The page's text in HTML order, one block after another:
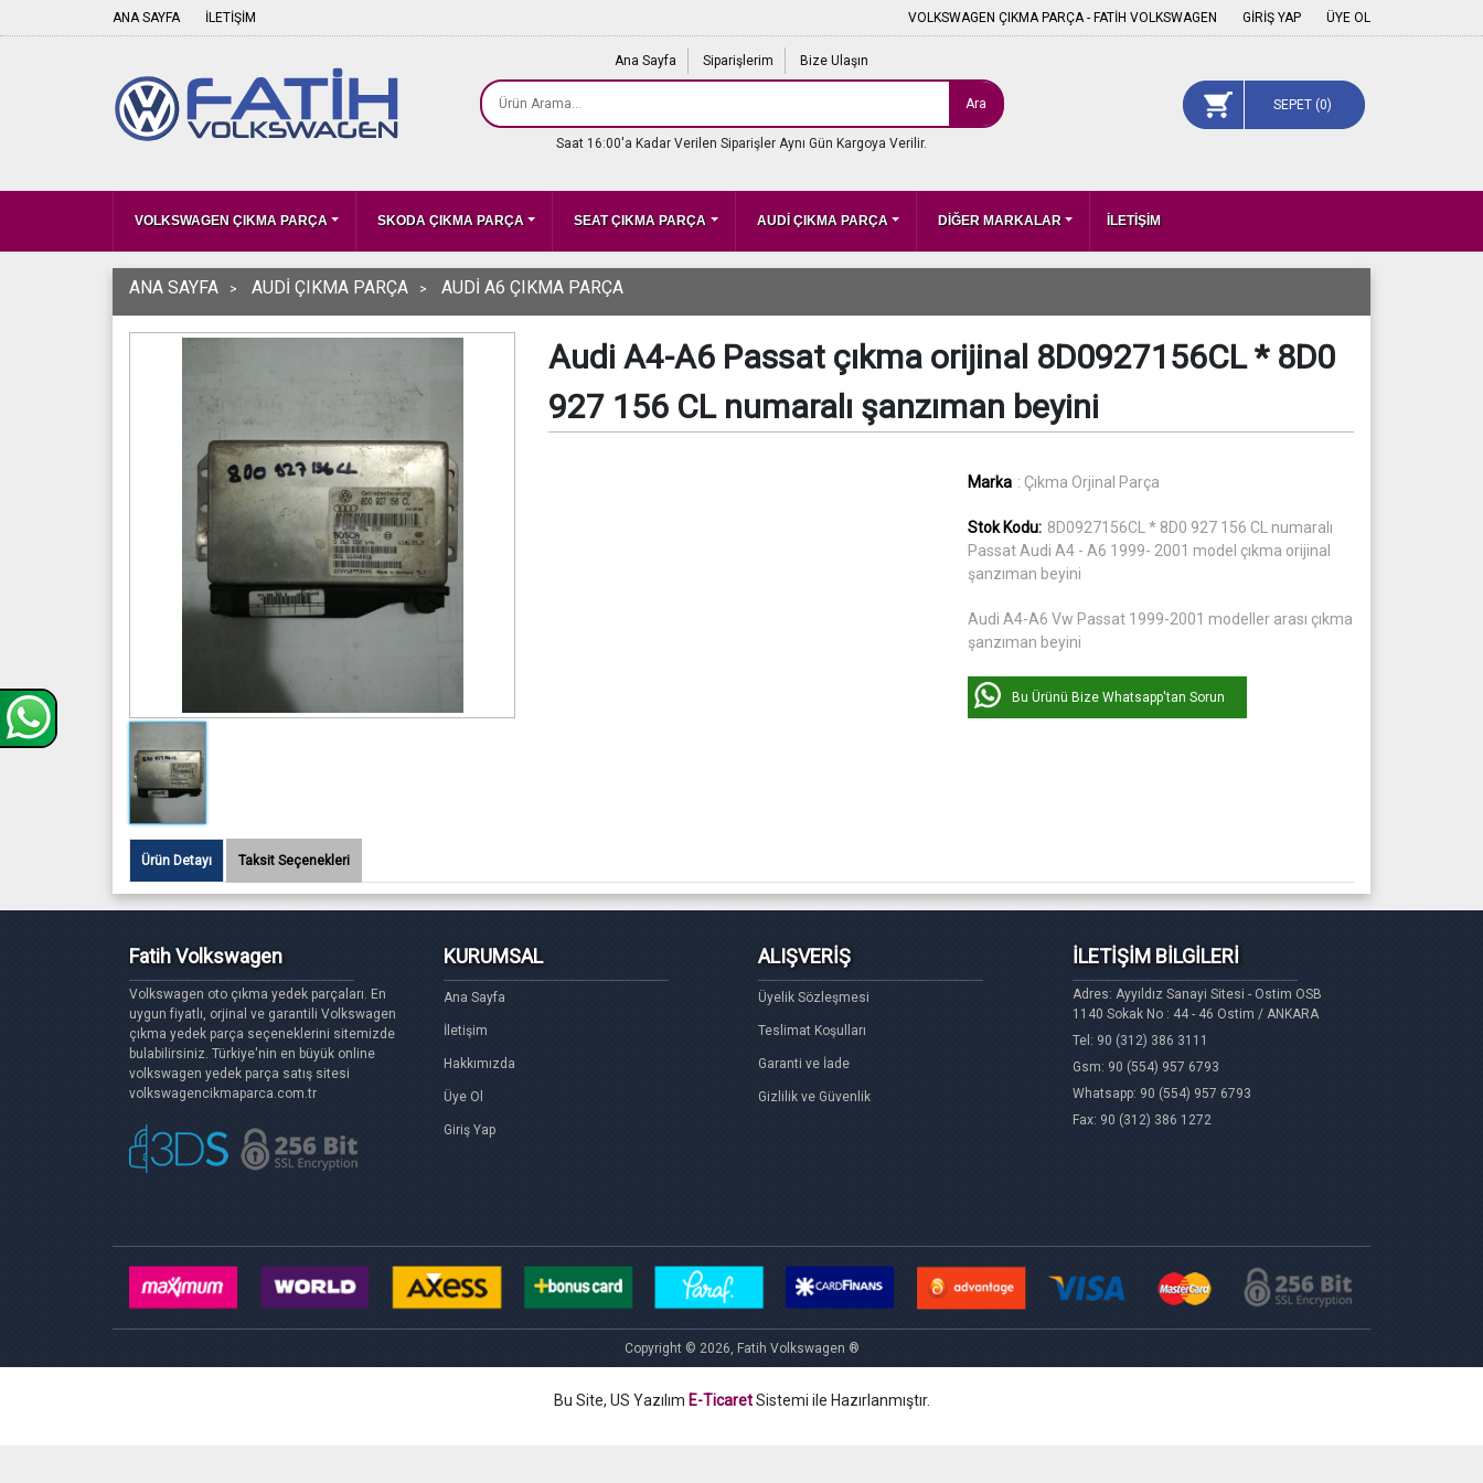
ANA SAYFA İLETİŞİM VOLKSWAGEN ÇIKMA PARÇA - FATİH VOLKSWAGEN GİRİŞ YAP ÜYE OL
Ana Sayfa Siparişlerim Bize Ulaşın
Ara
Saat 16:00'a Kadar Verilen Siparişler Aynı Gün Kargoya Verilir.
SEPET (0)
VOLKSWAGEN ÇIKMA PARÇA SKODA ÇIKMA PARÇA SEAT ÇIKMA PARÇA AUDİ ÇIKMA PARÇA DİĞER MARKALAR İLETİŞİM
ANA SAYFA AUDİ ÇIKMA PARÇA AUDİ A6 ÇIKMA PARÇA
Audi A4-A6 Passat çıkma orijinal 8D0927156CL * 8D0
927 156 CL numaralı şanzıman beyini
Marka : Çıkma Orjinal Parça
Stok Kodu: 8D0927156CL * 8D0 927 156 CL numaralı
Passat Audi A4 - A6 1999- 2001 model çıkma orijinal
şanzıman beyini
Audi A4-A6 Vw Passat 1999-2001 modeller arası çıkma
şanzıman beyini
Bu Ürünü Bize Whatsapp'tan Sorun
Ürün Detayı Taksit Seçenekleri
Fatih Volkswagen
Volkswagen oto çıkma yedek parçaları. En
uygun fiyatlı, orjinal ve garantili Volkswagen
çıkma yedek parça seçeneklerini sitemizde
bulabilirsiniz. Türkiye'nin en büyük online
volkswagen yedek parça satış sitesi
volkswagencikmaparca.com.tr
KURUMSAL
Ana Sayfa
İletişim
Hakkımızda
Üye Ol
Giriş Yap
ALIŞVERİŞ
Üyelik Sözleşmesi
Teslimat Koşulları
Garanti ve İade
Gizlilik ve Güvenlik
İLETİŞİM BİLGİLERİ
Adres: Ayyıldız Sanayi Sitesi - Ostim OSB
1140 Sokak No : 44 - 46 Ostim / ANKARA
Tel: 90 (312) 386 3111
Gsm: 90 (554) 957 6793
Whatsapp: 90 (554) 957 6793
Fax: 90 (312) 386 1272
Copyright © 2026, Fatih Volkswagen ®
Bu Site, US Yazılım E-TicaretSistemi ile Hazırlanmıştır.